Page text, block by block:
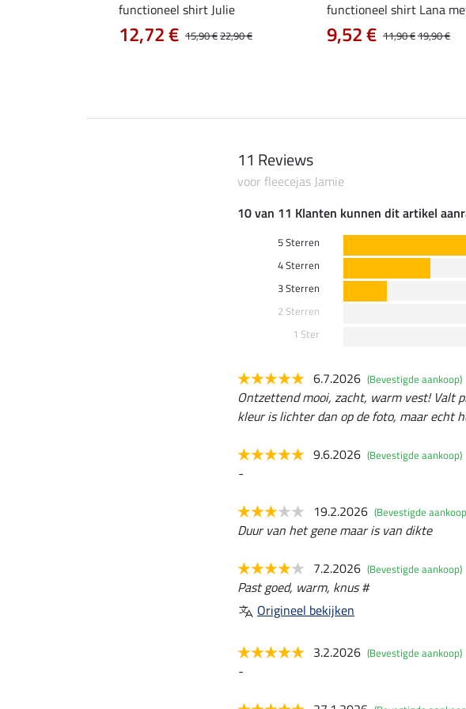
functioneel shirt Julie
15,90 €22,90 €
12,72 €
functioneel shirt Lana
11,90 €19,90 €
9,52 €
11 Reviews
voor fleecejas Jamie
10 van 11 Klanten kunnen dit artikel
5 Sterren
4 Sterren
3 Sterren
2 Sterren
1 Ster
6.7.2026 (Bevestigde aankoop)
Ontzettend mooi, zacht, warm vest! Valt
kleur is lichter dan op de foto, maar echt
9.6.2026 (Bevestigde aankoop)
-
19.2.2026 (Bevestigde
Duur van het gene maar is van dikte
7.2.2026 (Bevestigde aankoop)
Past goed, warm, knus #
Origineel bekijken
3.2.2026 (Bevestigde aankoop)
-